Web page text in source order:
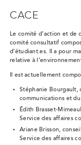
CACE
Le comité d’action et de
comité consultatif
d’étudiant.es. Il a pour
relative à
Il est actuellement
Stéphanie Bourgault,
communications et
Édith Brasset-
Service des affaires
Ariane Brisson,
Service des affaires